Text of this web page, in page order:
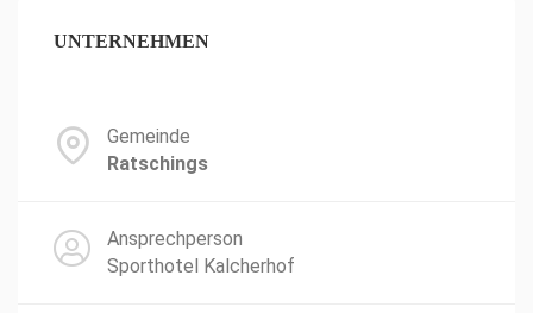
UNTERNEHMEN
Gemeinde
Ratschings
Ansprechperson
Sporthotel Kalcherhof